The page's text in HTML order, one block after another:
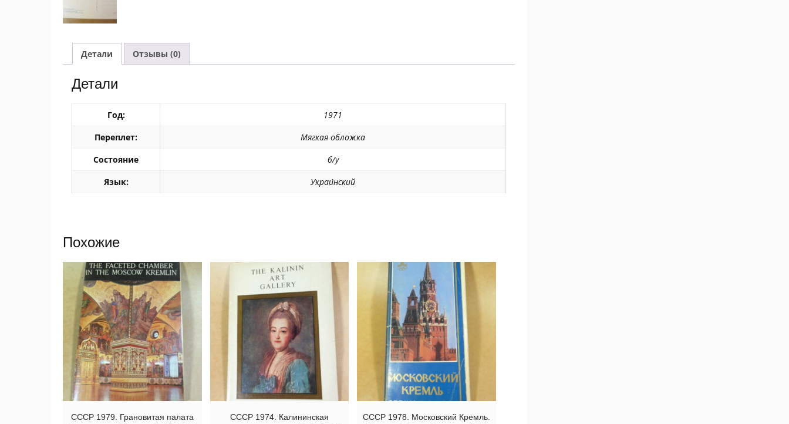
Детали Отзывы (0)
Детали
Год:
1971
Переплет:
Мягкая обложка
Состояние
б/у
Язык:
Украи́нский
Похожие
СССР 1979. Грановитая палата
СССР 1974. Калининская
СССР 1978. Московский Кремль.